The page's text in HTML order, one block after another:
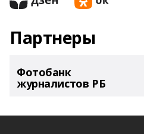
Партнеры
Фотобанк
журналистов РБ